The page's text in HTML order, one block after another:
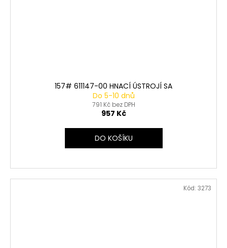
157# 611147-00 HNACÍ ÚSTROJÍ SA
Do 5-10 dnů
791 Kč bez DPH
957 Kč
DO KOŠÍKU
Kód: 3273